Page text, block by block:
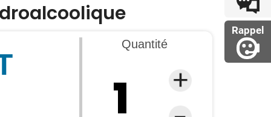
Rappel
Quantité